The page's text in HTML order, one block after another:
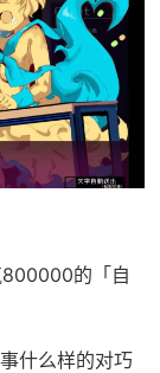
的「自
什么样的对巧